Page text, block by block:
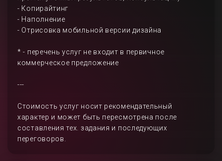
- Копирайтинг
- Наполнение
- Отрисовка мобильной версии дизайна
* - перечень услуг не входит в первичное
коммерческое предложение
---
Стоимость услуг носит рекомендательный
характер и может быть пересмотрена после
составления тех. задания и последующих
переговоров.